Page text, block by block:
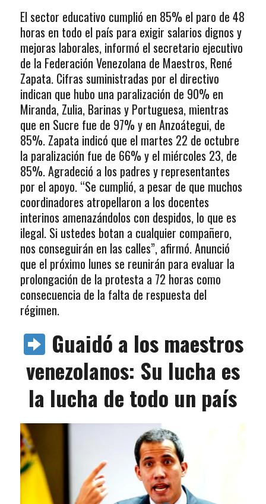
El sector educativo cumplió en 85% el paro de 48
horas en todo el país para exigir salarios dignos y
mejoras laborales, informó el secretario ejecutivo
de la Federación Venezolana de Maestros, René
Zapata. Cifras suministradas por el directivo
indican que hubo una paralización de 90% en
Miranda, Zulia, Barinas y Portuguesa, mientras
que en Sucre fue de 97% y en Anzoátegui, de
85%. Zapata indicó que el martes 22 de octubre
la paralización fue de 66% y el miércoles 23, de
85%. Agradeció a los padres y representantes
por el apoyo. “Se cumplió, a pesar de que muchos
coordinadores atropellaron a los docentes
interinos amenazándolos con despidos, lo que es
ilegal. Si ustedes botan a cualquier compañero,
nos conseguirán en las calles”, afirmó. Anunció
que el próximo lunes se reunirán para evaluar la
prolongación de la protesta a 72 horas como
consecuencia de la falta de respuesta del
régimen.
Guaidó a los maestros
venezolanos: Su lucha es
la lucha de todo un país